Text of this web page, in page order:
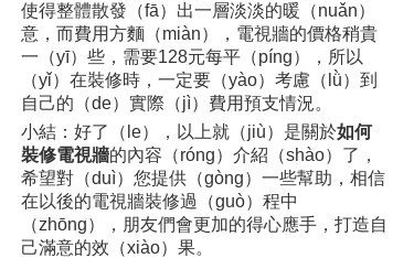
使得整體散發（fā）出一層淡淡的暖（nuǎn）
意，而費用方麵（miàn），電視牆的價格稍貴
一（yī）些，需要128元每平（píng），所以
（yǐ）在裝修時，一定要（yào）考慮（lǜ）到
自己的（de）實際（jì）費用預支情況。
小結：好了（le），以上就（jiù）是關於如何
裝修電視牆的內容（róng）介紹（shào）了，
希望對（duì）您提供（gòng）一些幫助，相信
在以後的電視牆裝修過（guò）程中
（zhōng），朋友們會更加的得心應手，打造自
己滿意的效（xiào）果。